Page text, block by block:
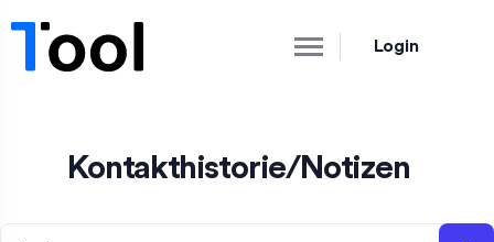
Login
Kontakthistorie/Notizen